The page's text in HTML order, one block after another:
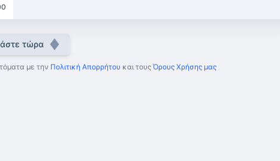
τώρα
με την Πολιτική Απορρήτου και τους Όρους Χρήσης μας